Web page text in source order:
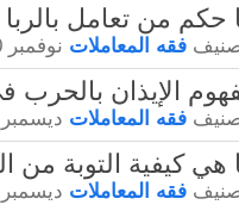
فقه المعاملات نوفمبر 30، 2023
فقه المعاملات ديسمبر 4، 2023
فقه المعاملات ديسمبر 4، 2023